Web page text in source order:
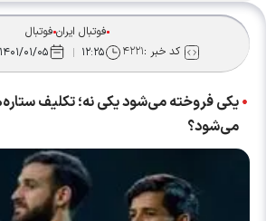
فوتبال ایرانفوتبال
کد خبر :۴۲۲۱ ۱۲:۲۵ ۱۴۰۱/۰۱/۰۵
یکی فروخته می‌شود یکی نه؛ تکلیف
می‌شود؟